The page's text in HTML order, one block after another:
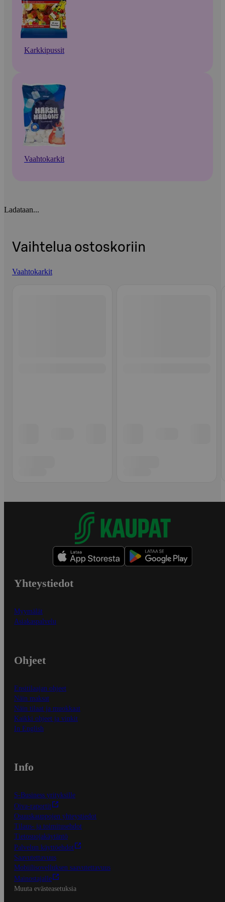
Karkkipussit
Vaahtokarkit
Ladataan...
Vaihtelua ostoskoriin
Vaahtokarkit
Yhteystiedot
Myymälät
Asiakaspalvelu
Ohjeet
Ensitilaajan ohjeet
Näin maksat
Näin tilaat ja muokkaat
Kaikki ohjeet ja vinkit
In English
Info
S-Business yrityksille
Oiva-raportit
Osuuskauppojen yhteystiedot
Tilaus- ja toimitusehdot
Tietosuojakäytäntö
Palvelun käyttöehdot
Saavutettavuus
Mobiilisovelluksen saavutettavuus
Mainostajalle
Muuta evästeasetuksia